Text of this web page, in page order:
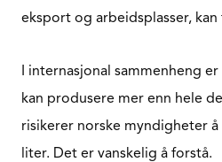
eksport og arbeidsplasser,
I internasjonal sammenheng
kan produsere mer enn hele
risikerer norske myndigheter
liter. Det er vanskelig å forstå.